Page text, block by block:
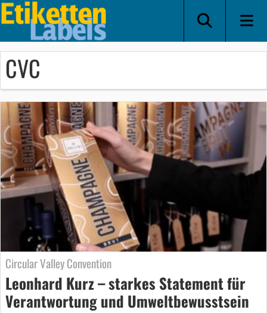
CVC
Circular Valley Convention
Leonhard Kurz – starkes Statement für
Verantwortung und Umweltbewusstsein